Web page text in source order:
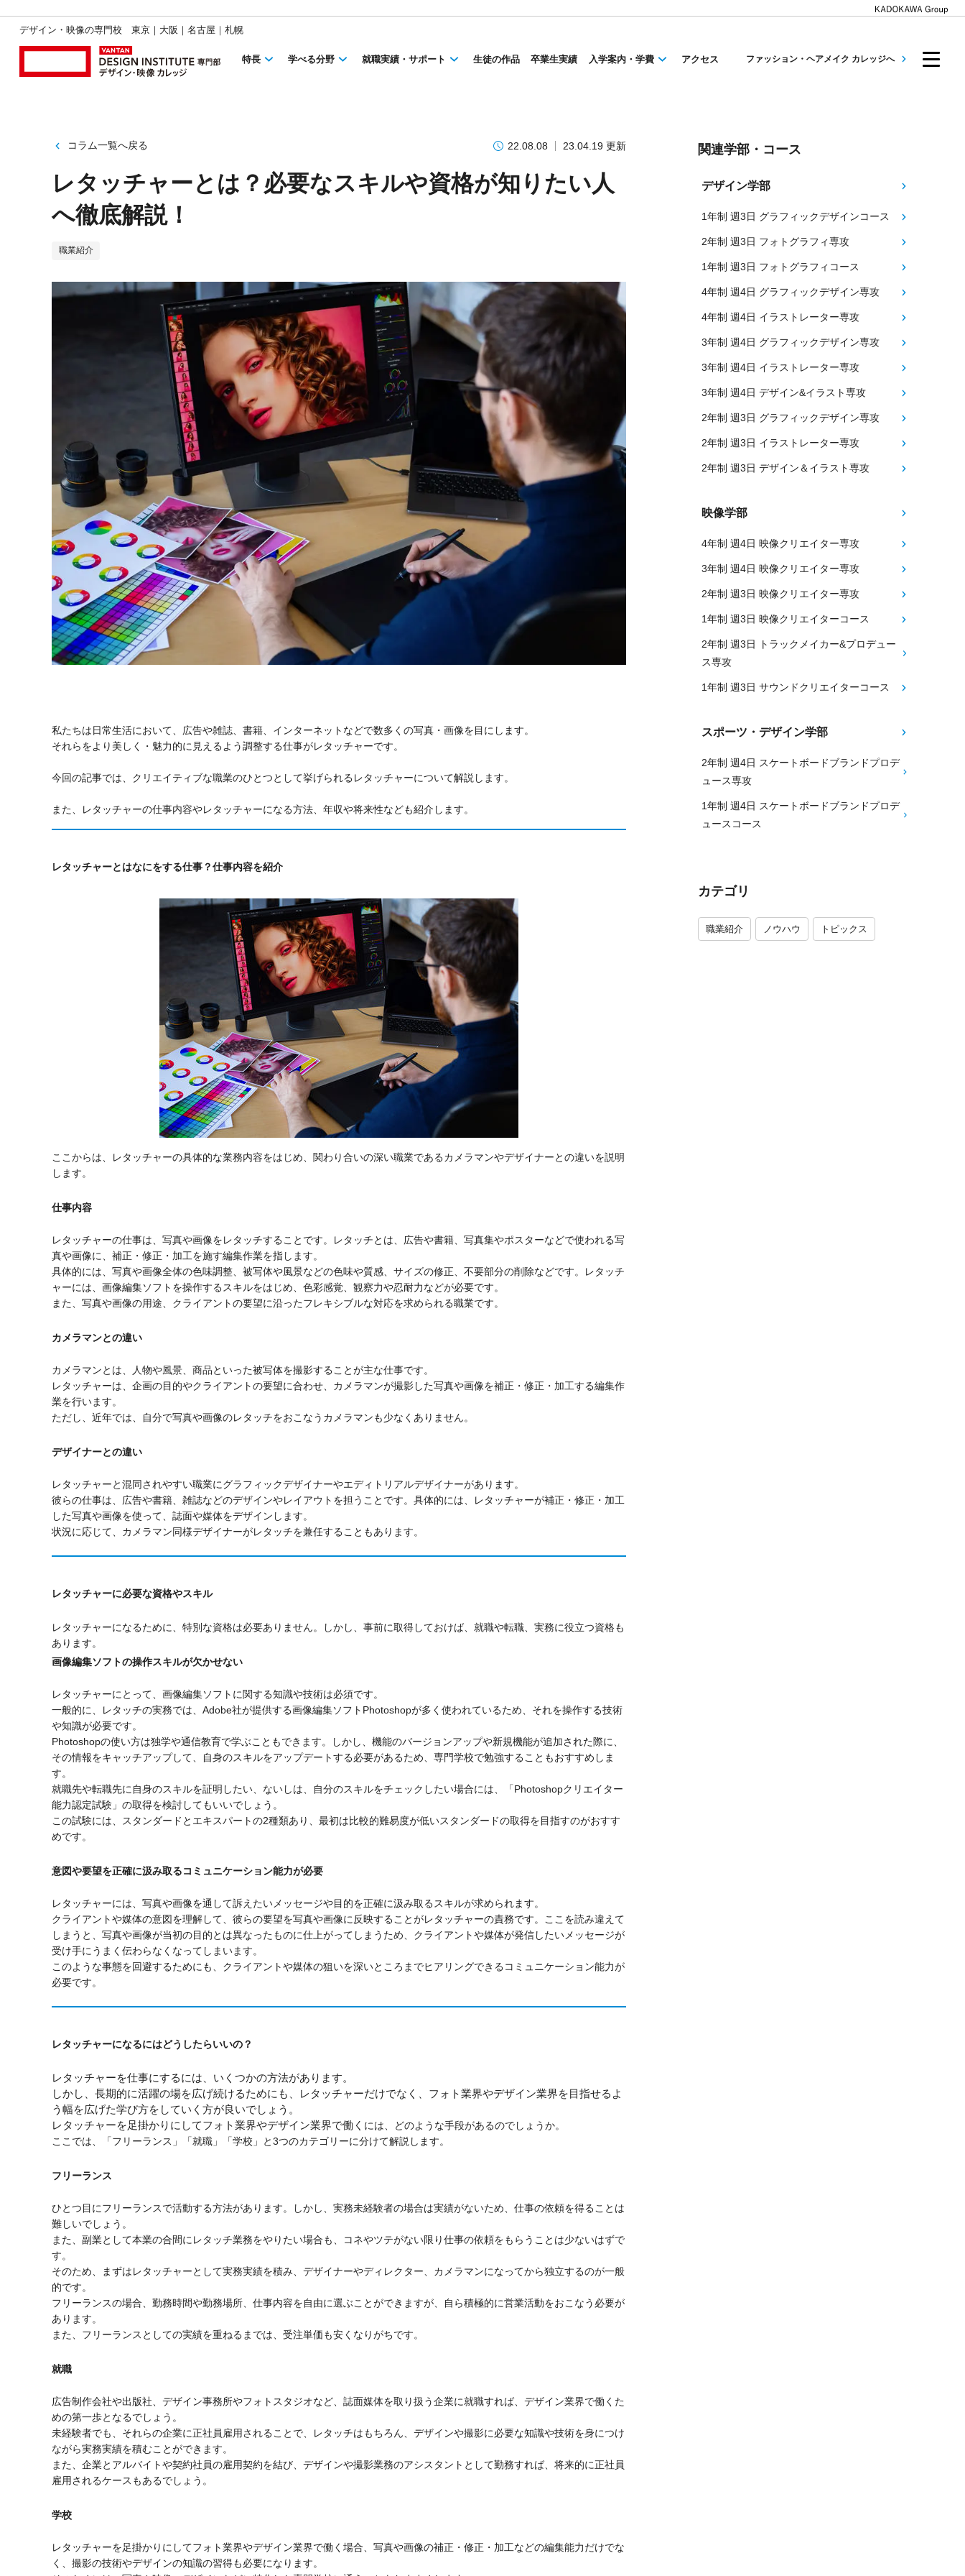
デザイン・映像の専門校 東京｜大阪｜名古屋｜札幌
特長 学べる分野 就職実績・サポート 生徒の作品 卒業生実績 入学案内・学費 アクセス ファッション・ヘアメイク カレッジへ
コラム一覧へ戻る 22.08.08 23.04.19 更新
レタッチャーとは？必要なスキルや資格が知りたい人
へ徹底解説！
職業紹介
私たちは日常生活において、広告や雑誌、書籍、インターネットなどで数多くの写真・画像を目にします。
それらをより美しく・魅力的に見えるよう調整する仕事がレタッチャーです。
今回の記事では、クリエイティブな職業のひとつとして挙げられるレタッチャーについて解説します。
また、レタッチャーの仕事内容やレタッチャーになる方法、年収や将来性なども紹介します。
レタッチャーとはなにをする仕事？仕事内容を紹介
ここからは、レタッチャーの具体的な業務内容をはじめ、関わり合いの深い職業であるカメラマンやデザイナーとの違いを説明
します。
仕事内容
レタッチャーの仕事は、写真や画像をレタッチすることです。レタッチとは、広告や書籍、写真集やポスターなどで使われる写
真や画像に、補正・修正・加工を施す編集作業を指します。
具体的には、写真や画像全体の色味調整、被写体や風景などの色味や質感、サイズの修正、不要部分の削除などです。レタッチ
ャーには、画像編集ソフトを操作するスキルをはじめ、色彩感覚、観察力や忍耐力などが必要です。
また、写真や画像の用途、クライアントの要望に沿ったフレキシブルな対応を求められる職業です。
カメラマンとの違い
カメラマンとは、人物や風景、商品といった被写体を撮影することが主な仕事です。
レタッチャーは、企画の目的やクライアントの要望に合わせ、カメラマンが撮影した写真や画像を補正・修正・加工する編集作
業を行います。
ただし、近年では、自分で写真や画像のレタッチをおこなうカメラマンも少なくありません。
デザイナーとの違い
レタッチャーと混同されやすい職業にグラフィックデザイナーやエディトリアルデザイナーがあります。
彼らの仕事は、広告や書籍、雑誌などのデザインやレイアウトを担うことです。具体的には、レタッチャーが補正・修正・加工
した写真や画像を使って、誌面や媒体をデザインします。
状況に応じて、カメラマン同様デザイナーがレタッチを兼任することもあります。
レタッチャーに必要な資格やスキル
レタッチャーになるために、特別な資格は必要ありません。しかし、事前に取得しておけば、就職や転職、実務に役立つ資格も
あります。
画像編集ソフトの操作スキルが欠かせない
レタッチャーにとって、画像編集ソフトに関する知識や技術は必須です。
一般的に、レタッチの実務では、Adobe社が提供する画像編集ソフトPhotoshopが多く使われているため、それを操作する技術
や知識が必要です。
Photoshopの使い方は独学や通信教育で学ぶこともできます。しかし、機能のバージョンアップや新規機能が追加された際に、
その情報をキャッチアップして、自身のスキルをアップデートする必要があるため、専門学校で勉強することもおすすめしま
す。
就職先や転職先に自身のスキルを証明したい、ないしは、自分のスキルをチェックしたい場合には、「Photoshopクリエイター
能力認定試験」の取得を検討してもいいでしょう。
この試験には、スタンダードとエキスパートの2種類あり、最初は比較的難易度が低いスタンダードの取得を目指すのがおすす
めです。
意図や要望を正確に汲み取るコミュニケーション能力が必要
レタッチャーには、写真や画像を通して訴えたいメッセージや目的を正確に汲み取るスキルが求められます。
クライアントや媒体の意図を理解して、彼らの要望を写真や画像に反映することがレタッチャーの責務です。ここを読み違えて
しまうと、写真や画像が当初の目的とは異なったものに仕上がってしまうため、クライアントや媒体が発信したいメッセージが
受け手にうまく伝わらなくなってしまいます。
このような事態を回避するためにも、クライアントや媒体の狙いを深いところまでヒアリングできるコミュニケーション能力が
必要です。
レタッチャーになるにはどうしたらいいの？
レタッチャーを仕事にするには、いくつかの方法があります。
しかし、長期的に活躍の場を広げ続けるためにも、レタッチャーだけでなく、フォト業界やデザイン業界を目指せるよ
う幅を広げた学び方をしていく方が良いでしょう。
レタッチャーを足掛かりにしてフォト業界やデザイン業界で働く には、どのような手段があるのでしょうか。
ここでは、「フリーランス」「就職」「学校」と3つのカテゴリーに分けて解説します。
フリーランス
ひとつ目にフリーランスで活動する方法があります。しかし、実務未経験者の場合は実績がないため、仕事の依頼を得ることは
難しいでしょう。
また、副業として本業の合間にレタッチ業務をやりたい場合も、コネやツテがない限り仕事の依頼をもらうことは少ないはずで
す。
そのため、まずはレタッチャーとして実務実績を積み、デザイナーやディレクター、カメラマンになってから独立するのが一般
的です。
フリーランスの場合、勤務時間や勤務場所、仕事内容を自由に選ぶことができますが、自ら積極的に営業活動をおこなう必要が
あります。
また、フリーランスとしての実績を重ねるまでは、受注単価も安くなりがちです。
就職
広告制作会社や出版社、デザイン事務所やフォトスタジオなど、誌面媒体を取り扱う企業に就職すれば、デザイン業界で働くた
めの第一歩となるでしょう。
未経験者でも、それらの企業に正社員雇用されることで、レタッチはもちろん、デザインや撮影に必要な知識や技術を身につけ
ながら実務実績を積むことができます。
また、企業とアルバイトや契約社員の雇用契約を結び、デザインや撮影業務のアシスタントとして勤務すれば、将来的に正社員
雇用されるケースもあるでしょう。
学校
レタッチャーを足掛かりにしてフォト業界やデザイン業界で働く場合、写真や画像の補正・修正・加工などの編集能力だけでな
く、撮影の技術やデザインの知識の習得も必要になります。
関連学部・コース
デザイン学部
1年制 週3日 グラフィックデザインコース
2年制 週3日 フォトグラフィ専攻
1年制 週3日 フォトグラフィコース
4年制 週4日 グラフィックデザイン専攻
4年制 週4日 イラストレーター専攻
3年制 週4日 グラフィックデザイン専攻
3年制 週4日 イラストレーター専攻
3年制 週4日 デザイン&イラスト専攻
2年制 週3日 グラフィックデザイン専攻
2年制 週3日 イラストレーター専攻
2年制 週3日 デザイン＆イラスト専攻
映像学部
4年制 週4日 映像クリエイター専攻
3年制 週4日 映像クリエイター専攻
2年制 週3日 映像クリエイター専攻
1年制 週3日 映像クリエイターコース
2年制 週3日 トラックメイカー&プロデュー
ス専攻
1年制 週3日 サウンドクリエイターコース
スポーツ・デザイン学部
2年制 週4日 スケートボードブランドプロデ
ュース専攻
1年制 週4日 スケートボードブランドプロデ
ュースコース
カテゴリ
職業紹介 ノウハウ トピックス